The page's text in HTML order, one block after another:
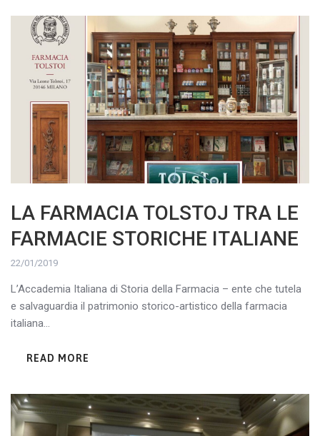
LA FARMACIA TOLSTOJ TRA LE
FARMACIE STORICHE ITALIANE
22/01/2019
L’Accademia Italiana di Storia della Farmacia – ente che tutela
e salvaguardia il patrimonio storico-artistico della farmacia
italiana...
READ MORE